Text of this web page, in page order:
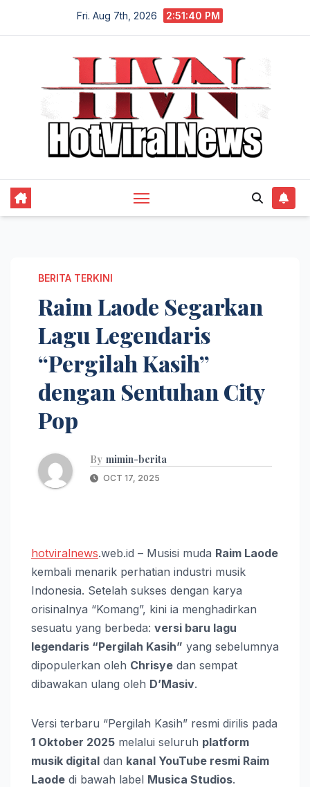
Fri. Aug 7th, 2026 2:51:40 PM
BERITA TERKINI
Raim Laode Segarkan
Lagu Legendaris
“Pergilah Kasih”
dengan Sentuhan City
Pop
By mimin-berita
OCT 17, 2025
hotviralnews.web.id – Musisi muda Raim Laode
kembali menarik perhatian industri musik
Indonesia. Setelah sukses dengan karya
orisinalnya “Komang”, kini ia menghadirkan
sesuatu yang berbeda: versi baru lagu
legendaris “Pergilah Kasih” yang sebelumnya
dipopulerkan oleh Chrisye dan sempat
dibawakan ulang oleh D’Masiv.
Versi terbaru “Pergilah Kasih” resmi dirilis pada
1 Oktober 2025 melalui seluruh platform
musik digital dan kanal YouTube resmi Raim
Laode di bawah label Musica Studios.